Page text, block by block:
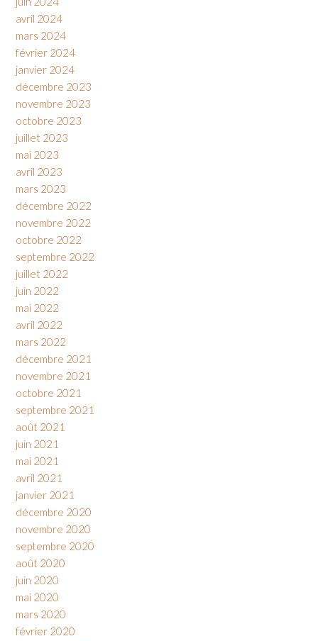
avril 2024
mars 2024
février 2024
janvier 2024
décembre 2023
novembre 2023
octobre 2023
juillet 2023
mai 2023
avril 2023
mars 2023
décembre 2022
novembre 2022
octobre 2022
septembre 2022
juillet 2022
juin 2022
mai 2022
avril 2022
mars 2022
décembre 2021
novembre 2021
octobre 2021
septembre 2021
août 2021
juin 2021
mai 2021
avril 2021
janvier 2021
décembre 2020
novembre 2020
septembre 2020
août 2020
juin 2020
mai 2020
mars 2020
février 2020